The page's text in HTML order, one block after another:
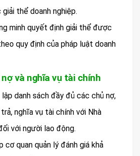
thể doanh nghiệp.
minh quyết định giải thể được
quy định của pháp luật doanh
và nghĩa vụ tài chính
lập danh sách đầy đủ các chủ nợ,
nghĩa vụ tài chính với Nhà
với người lao động.
cơ quan quản lý đánh giá khả